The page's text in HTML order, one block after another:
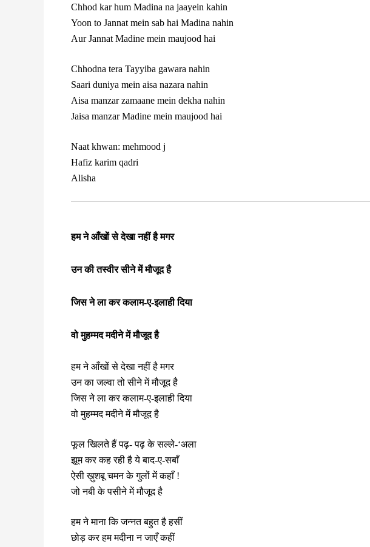
Chhod kar hum Madina na jaayein kahin
Yoon to Jannat mein sab hai Madina nahin
Aur Jannat Madine mein maujood hai
Chhodna tera Tayyiba gawara nahin
Saari duniya mein aisa nazara nahin
Aisa manzar zamaane mein dekha nahin
Jaisa manzar Madine mein maujood hai
Naat khwan: mehmood j
Hafiz karim qadri
Alisha
हम ने आँखों से देखा नहीं है मगर
उन की तस्वीर सीने में मौजूद है
जिस ने ला कर कलाम‑ए‑इलाही दिया
वो मुहम्मद मदीने में मौजूद है
हम ने आँखों से देखा नहीं है मगर
उन का जल्वा तो सीने में मौजूद है
जिस ने ला कर कलाम‑ए‑इलाही दिया
वो मुहम्मद मदीने में मौजूद है
फूल खिलते हैं पढ़- पढ़ के सल्ले-‘अला
झूम कर कह रही है ये बाद‑ए‑सबाँ
ऐसी ख़ुशबू चमन के गुलों में कहाँ !
जो नबी के पसीने में मौजूद है
हम ने माना कि जन्नत बहुत है हसीं
छोड़ कर हम मदीना न जाएँ कहीं